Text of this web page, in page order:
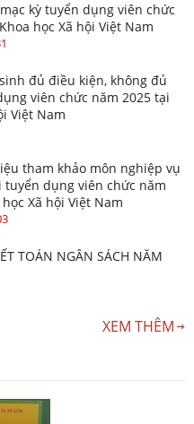
kỳ tuyển dụng viên chức
học Xã hội Việt Nam
đủ điều kiện, không đủ
viên chức năm 2025 tại
Việt Nam
tham khảo môn nghiệp vụ
tuyển dụng viên chức năm
Xã hội Việt Nam
TOÁN NGÂN SÁCH NĂM
XEM THÊM